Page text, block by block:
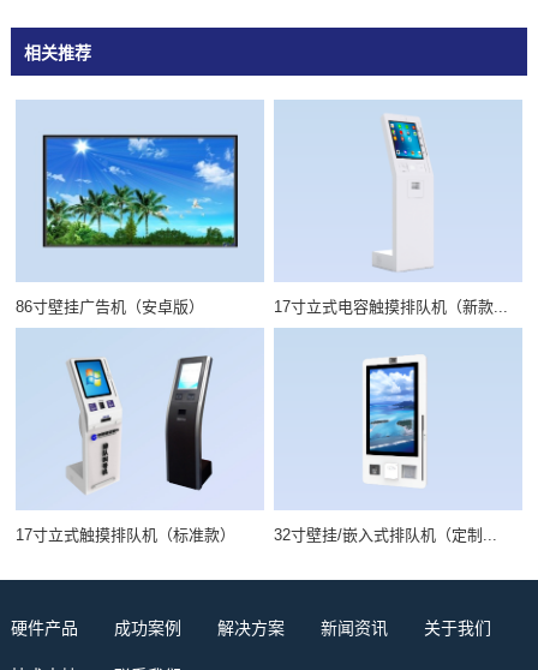
相关推荐
86寸壁挂广告机（安卓版） 17寸立式电容触摸排队机（新款...
17寸立式触摸排队机（标准款） 32寸壁挂/嵌入式排队机（定制...
硬件产品 成功案例 解决方案 新闻资讯 关于我们